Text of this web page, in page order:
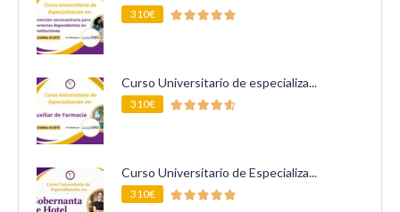
310€
Curso Universitario de especializa...
310€
Curso Universitario de Especializa...
310€